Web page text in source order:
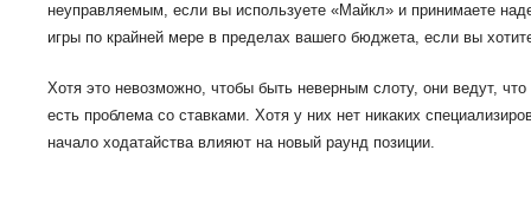
неуправляемым, если вы используете «Майкл» и принимаете
игры по крайней мере в пределах вашего бюджета, если вы
Хотя это невозможно, чтобы быть неверным слоту, они ведут,
есть проблема со ставками. Хотя у них нет никаких
начало ходатайства влияют на новый раунд позиции.